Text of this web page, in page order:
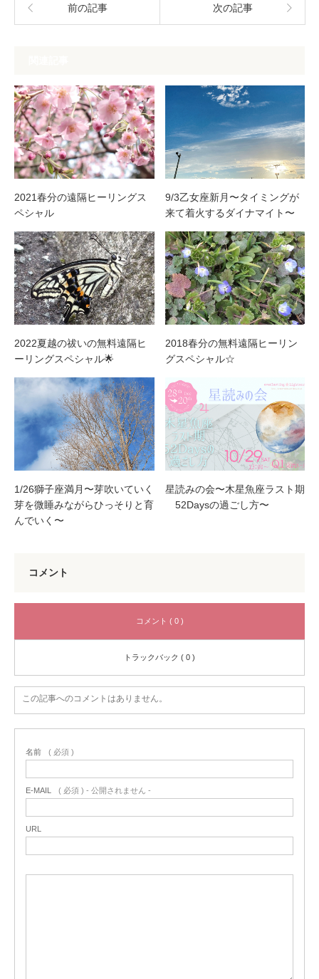
前の記事 次の記事
2021春分の遠隔ヒーリングス
ペシャル
9/3乙女座新月〜タイミングが
来て着火するダイナマイト〜
2022夏越の祓いの無料遠隔ヒ
ーリングスペシャル🌟
2018春分の無料遠隔ヒーリン
グスペシャル☆
1/26獅子座満月〜芽吹いていく
芽を微睡みながらひっそりと育
んでいく〜
星読みの会〜木星魚座ラスト期
52Daysの過ごし方〜
コメント
コメント ( 0 )
トラックバック ( 0 )
この記事へのコメントはありません。
名前 ( 必須 )
E-MAIL ( 必須 ) - 公開されません -
URL